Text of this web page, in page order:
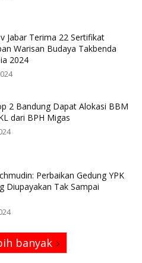
Jabar Terima 22 Sertifikat
Warisan Budaya Takbenda
2024
2 Bandung Dapat Alokasi BBM
dari BPH Migas
Perbaikan Gedung YPK
Diupayakan Tak Sampai
banyak